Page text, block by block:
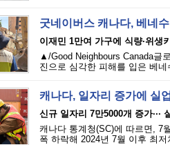
굿네이버스 캐나다, 베네
이재민 1만여 가구에 식량·위생
▲/Good Neighbours Canada글
진으로 심각한 피해를 입은 베
캐나다, 일자리 증가에 실
신규 일자리 7만5000개 증가···
캐나다 통계청(SC)에 따르면, 7
폭 하락해 2024년 7월 이후 최